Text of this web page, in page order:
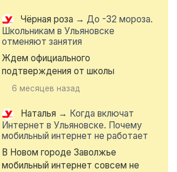
Чёрная роза → До -32 мороза.
Школьникам в Ульяновске
отменяют занятия
Ждем официального
подтверждения от школы
6 месяцев назад
Наталья → Когда включат
Интернет в Ульяновске. Почему
мобильный интернет не работает
В Новом городе Заволжье
мобильный интернет совсем не